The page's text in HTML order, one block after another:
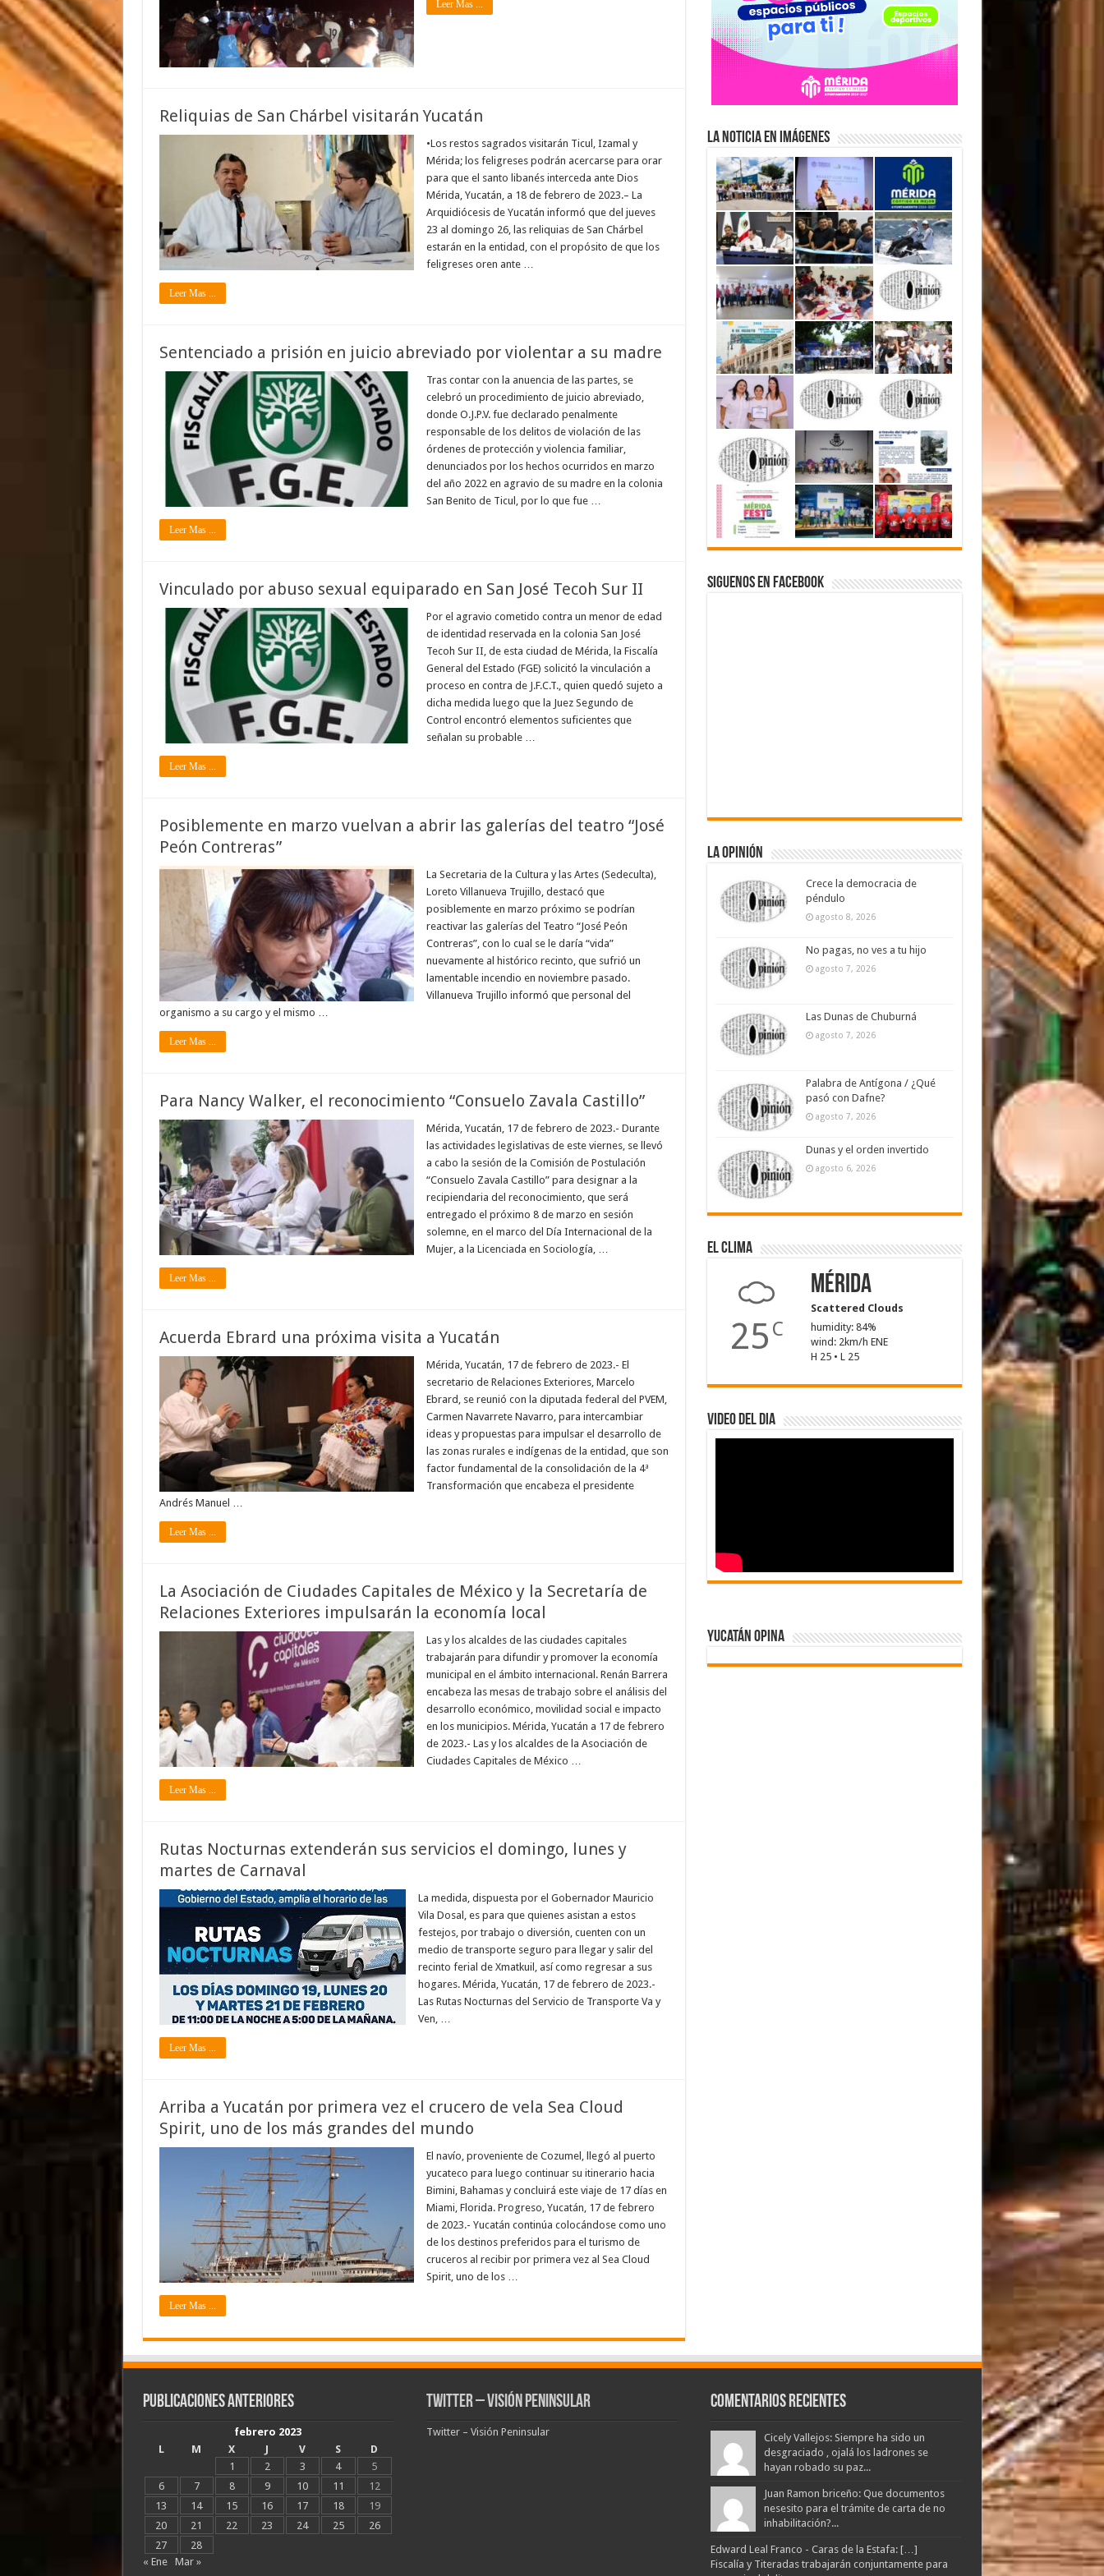
Leer Mas ...
Reliquias de San Chárbel visitarán Yucatán
•Los restos sagrados visitarán Ticul, Izamal y
Mérida; los feligreses podrán acercarse para orar
para que el santo libanés interceda ante Dios
Mérida, Yucatán, a 18 de febrero de 2023.– La
Arquidiócesis de Yucatán informó que del jueves
23 al domingo 26, las reliquias de San Chárbel
estarán en la entidad, con el propósito de que los
feligreses oren ante …
Leer Mas ...
Sentenciado a prisión en juicio abreviado por violentar a su madre
Tras contar con la anuencia de las partes, se
celebró un procedimiento de juicio abreviado,
donde O.J.P.V. fue declarado penalmente
responsable de los delitos de violación de las
órdenes de protección y violencia familiar,
denunciados por los hechos ocurridos en marzo
del año 2022 en agravio de su madre en la colonia
San Benito de Ticul, por lo que fue …
Leer Mas ...
Vinculado por abuso sexual equiparado en San José Tecoh Sur II
Por el agravio cometido contra un menor de edad
de identidad reservada en la colonia San José
Tecoh Sur II, de esta ciudad de Mérida, la Fiscalía
General del Estado (FGE) solicitó la vinculación a
proceso en contra de J.F.C.T., quien quedó sujeto a
dicha medida luego que la Juez Segundo de
Control encontró elementos suficientes que
señalan su probable …
Leer Mas ...
Posiblemente en marzo vuelvan a abrir las galerías del teatro “José
Peón Contreras”
La Secretaria de la Cultura y las Artes (Sedeculta),
Loreto Villanueva Trujillo, destacó que
posiblemente en marzo próximo se podrían
reactivar las galerías del Teatro “José Peón
Contreras”, con lo cual se le daría “vida”
nuevamente al histórico recinto, que sufrió un
lamentable incendio en noviembre pasado.
Villanueva Trujillo informó que personal del
organismo a su cargo y el mismo …
Leer Mas ...
Para Nancy Walker, el reconocimiento “Consuelo Zavala Castillo”
Mérida, Yucatán, 17 de febrero de 2023.- Durante
las actividades legislativas de este viernes, se llevó
a cabo la sesión de la Comisión de Postulación
“Consuelo Zavala Castillo” para designar a la
recipiendaria del reconocimiento, que será
entregado el próximo 8 de marzo en sesión
solemne, en el marco del Día Internacional de la
Mujer, a la Licenciada en Sociología, …
Leer Mas ...
Acuerda Ebrard una próxima visita a Yucatán
Mérida, Yucatán, 17 de febrero de 2023.- El
secretario de Relaciones Exteriores, Marcelo
Ebrard, se reunió con la diputada federal del PVEM,
Carmen Navarrete Navarro, para intercambiar
ideas y propuestas para impulsar el desarrollo de
las zonas rurales e indígenas de la entidad, que son
factor fundamental de la consolidación de la 4ª
Transformación que encabeza el presidente
Andrés Manuel …
Leer Mas ...
La Asociación de Ciudades Capitales de México y la Secretaría de
Relaciones Exteriores impulsarán la economía local
Las y los alcaldes de las ciudades capitales
trabajarán para difundir y promover la economía
municipal en el ámbito internacional. Renán Barrera
encabeza las mesas de trabajo sobre el análisis del
desarrollo económico, movilidad social e impacto
en los municipios. Mérida, Yucatán a 17 de febrero
de 2023.- Las y los alcaldes de la Asociación de
Ciudades Capitales de México …
Leer Mas ...
Rutas Nocturnas extenderán sus servicios el domingo, lunes y
martes de Carnaval
La medida, dispuesta por el Gobernador Mauricio
Vila Dosal, es para que quienes asistan a estos
festejos, por trabajo o diversión, cuenten con un
medio de transporte seguro para llegar y salir del
recinto ferial de Xmatkuil, así como regresar a sus
hogares. Mérida, Yucatán, 17 de febrero de 2023.-
Las Rutas Nocturnas del Servicio de Transporte Va y
Ven, …
Leer Mas ...
Arriba a Yucatán por primera vez el crucero de vela Sea Cloud
Spirit, uno de los más grandes del mundo
El navío, proveniente de Cozumel, llegó al puerto
yucateco para luego continuar su itinerario hacia
Bimini, Bahamas y concluirá este viaje de 17 días en
Miami, Florida. Progreso, Yucatán, 17 de febrero
de 2023.- Yucatán continúa colocándose como uno
de los destinos preferidos para el turismo de
cruceros al recibir por primera vez al Sea Cloud
Spirit, uno de los …
Leer Mas ...
La Noticia en Imágenes
Siguenos en Facebook
La Opinión
Crece la democracia de
péndulo
agosto 8, 2026
No pagas, no ves a tu hijo
agosto 7, 2026
Las Dunas de Chuburná
agosto 7, 2026
Palabra de Antígona / ¿Qué
pasó con Dafne?
agosto 7, 2026
Dunas y el orden invertido
agosto 6, 2026
El Clima
25 C
Mérida
Scattered Clouds
humidity: 84%
wind: 2km/h ENE
H 25 • L 25
Video del dia
Yucatán Opina
Publicaciones Anteriores
febrero 2023
L
M X J V S
D
1
2 3 4
5
6
7 8 9 10 11
12
13
14 15 16 17 18
19
20
21 22 23 24 25
26
27
28
« Ene
Mar »
Twitter – Visión Peninsular
Twitter – Visión Peninsular
Comentarios Recientes
Cicely Vallejos: Siempre ha sido un
desgraciado , ojalá los ladrones se
hayan robado su paz...
Juan Ramon briceño: Que documentos
nesesito para el trámite de carta de no
inhabilitación?...
Edward Leal Franco - Caras de la Estafa: […]
Fiscalía y Titeradas trabajarán conjuntamente para